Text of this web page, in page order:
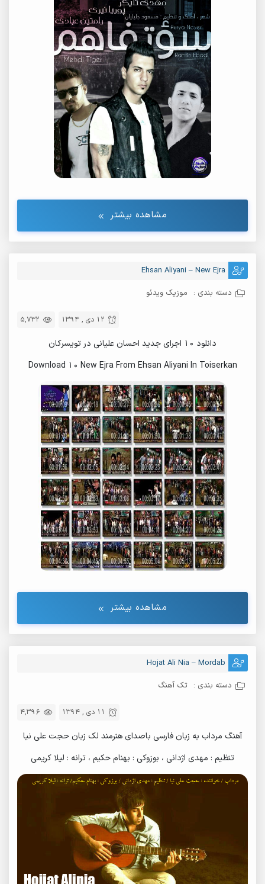
مشاهده بیشتر
Ehsan Aliyani – New Ejra
دسته بندی : موزیک ویدئو
5,732 12 دی , 1394
دانلود ۱۰ اجرای جدید احسان علیانی در تویسرکان
Download 10 New Ejra From Ehsan Aliyani In Toiserkan
مشاهده بیشتر
Hojat Ali Nia – Mordab
دسته بندی : تک آهنگ
4,396 11 دی , 1394
آهنگ مرداب به زبان فارسی باصدای هنرمند لک زبان حجت علی نیا
تنظیم : مهدی اژدانی ، بوزوکی : بهنام حکیم ، ترانه : لیلا کریمی